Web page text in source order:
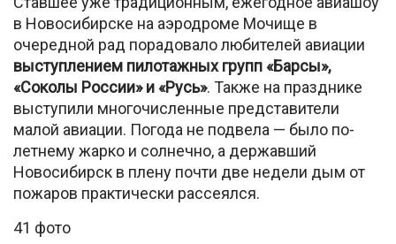
в Новосибирске на аэродроме Мочище в
очередной рад порадовало любителей авиации
выступлением пилотажных групп «Барсы»,
«Соколы России» и «Русь». Также на празднике
выступили многочисленные представители
малой авиации. Погода не подвела — было по-
летнему жарко и солнечно, а державший
Новосибирск в плену почти две недели дым от
пожаров практически рассеялся.
41 фото